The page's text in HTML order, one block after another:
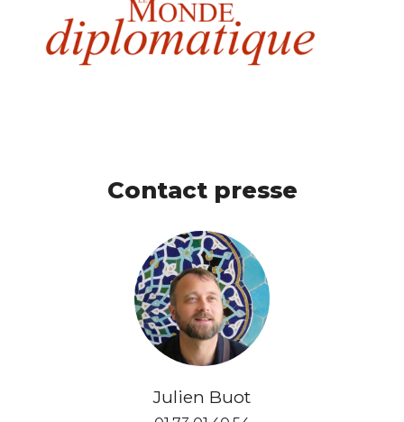
Contact presse
Julien Buot